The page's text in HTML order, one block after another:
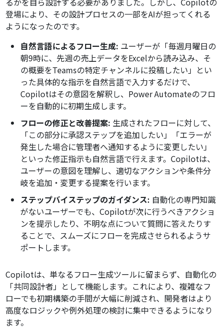
登場により、その設計プロセスの一部をAIが担ってくれる
ようになったのです。
自然言語によるフロー生成: ユーザーが「毎週月曜日の
朝9時に、先週の売上データをExcelから読み込み、そ
の概要をTeamsの特定チャンネルに投稿したい」とい
った具体的な指示を自然言語で入力するだけで、
Copilotはその意図を解釈し、Power Automateのフロ
ーを自動的に初期生成します。
フローの修正と改善提案: 生成されたフローに対して、
「この部分に承認ステップを追加したい」「エラーが
発生した場合に管理者へ通知するように変更したい」
といった修正指示も自然言語で行えます。Copilotは、
ユーザーの意図を理解し、適切なアクションや条件分
岐を追加・変更する提案を行います。
ステップバイステップのガイダンス: 自動化の専門知識
がないユーザーでも、Copilotが次に行うべきアクショ
ンを提示したり、不明な点について質問に答えたりす
ることで、スムーズにフローを完成させられるようサ
ポートします。
Copilotは、単なるフロー生成ツールに留まらず、自動化の
「共同設計者」として機能します。これにより、複雑なフ
ローでも初期構築の手間が大幅に削減され、開発者はより
高度なロジックや例外処理の検討に集中できるようになり
ます。